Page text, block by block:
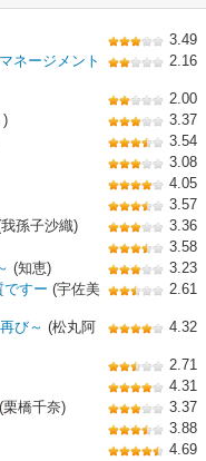
3.49
ネージメント
2.16
2.00
)
3.37
3.54
3.08
4.05
3.57
孫子沙織)
3.36
3.58
(知恵)
3.23
ですー (宇佐美
2.61
び～ (松丸阿
4.32
2.71
4.31
(栗橋千奈)
3.37
3.88
4.69